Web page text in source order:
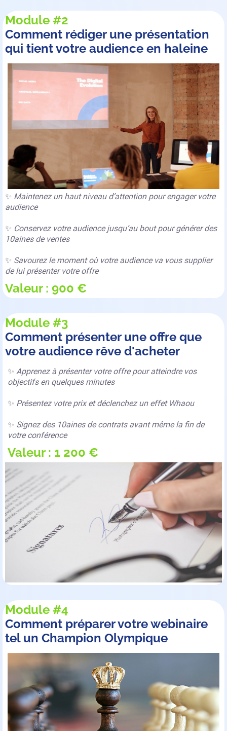
Module #2
Comment rédiger une présentation
qui tient votre audience en haleine
✨ Maintenez un haut niveau d’attention pour engager votre
audience
✨ Conservez votre audience jusqu’au bout pour générer des
10aines de ventes
✨ Savourez le moment où votre audience va vous supplier
de lui présenter votre offre
Valeur : 900 €
Module #3
Comment présenter une offre que
votre audience rêve d'acheter
✨ Apprenez à présenter votre offre pour atteindre vos
objectifs en quelques minutes
✨ Présentez votre prix et déclenchez un effet Whaou
✨ Signez des 10aines de contrats avant même la fin de
votre conférence
Valeur : 1 200 €
Module #4
Comment préparer votre webinaire
tel un Champion Olympique